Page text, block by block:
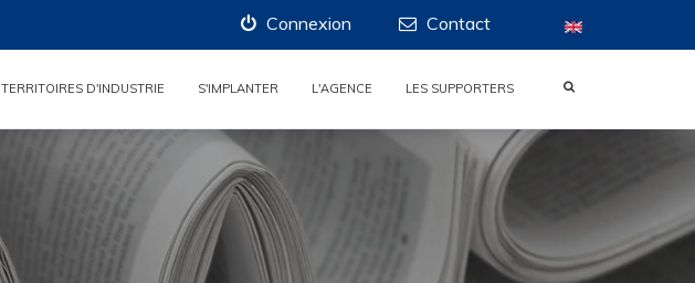
Connexion Contact
TERRITOIRES D'INDUSTRIE S'IMPLANTER L'AGENCE LES SUPPORTERS